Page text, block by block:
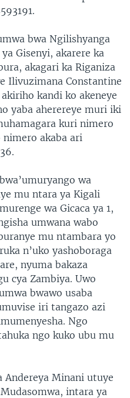
bwa Ngilishyanga
Gisenyi, akarere ka
akagari ka Riganiza
Ilivuzimana Constantine
kandi ko akeneye
yaba aherereye muri iki
kuri nimero
akaba ari
wa
mu ntara ya Kigali
wa Gicaca ya 1,
umwana wabo
mu ntambara yo
n’uko yashoboraga
nyuma bakaza
cya Zambiya. Uwo
bwawo usaba
iri tangazo azi
Ngo
ngo kuko ubu mu
Andereya Minani utuye
intara ya